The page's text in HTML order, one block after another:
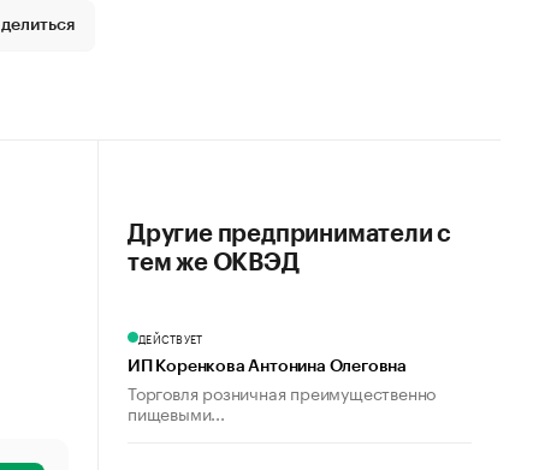
Другие предприниматели с
тем же ОКВЭД
ДЕЙСТВУЕТ
ИП Коренкова Антонина Олеговна
Торговля розничная преимущественно
пищевыми...